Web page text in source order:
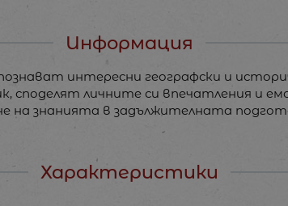
Информация
интересни географски и
споделят личните си впечатления и
на знанията в задължителната
Характеристики